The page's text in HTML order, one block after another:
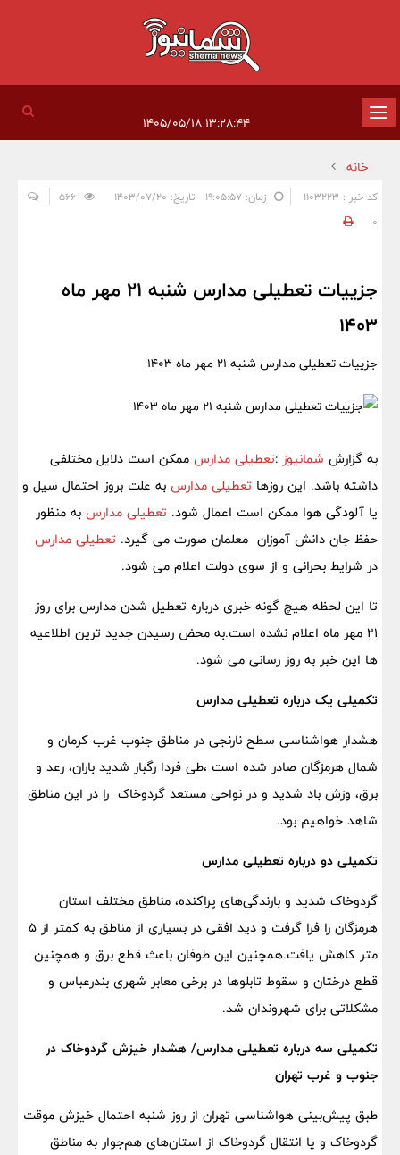
تغییر
وضعیت
ناوبری
۱۳:۲۸:۴۴ ۱۴۰۵/۰۵/۱۸
خانه
کد خبر : 1103223 زمان: ۱۹:۰۵:۵۷ - تاریخ: ۱۴۰۳/۰۷/۲۰
0
جزییات تعطیلی مدارس شنبه 21 مهر ماه
1403
جزییات تعطیلی مدارس شنبه 21 مهر ماه 1403
به گزارش شمانیوز :تعطیلی مدارس ممکن است دلایل مختلفی
داشته باشد. این روزها تعطیلی مدارس به علت بروز احتمال سیل و
یا آلودگی هوا ممکن است اعمال شود. تعطیلی مدارس به منظور
حفظ جان دانش آموزان معلمان صورت می گیرد. تعطیلی مدارس
در شرایط بحرانی و از سوی دولت اعلام می شود.
تا این لحظه هیچ گونه خبری درباره تعطیل شدن مدارس برای روز
21 مهر ماه اعلام نشده است.به محض رسیدن جدید ترین اطلاعیه
ها این خبر به روز رسانی می شود.
تکمیلی یک درباره تعطیلی مدارس
هشدار هواشناسی سطح نارنجی در مناطق جنوب غرب کرمان و
شمال هرمزگان صادر شده است ،طی فردا رگبار شدید باران، رعد و
برق، وزش باد شدید و در نواحی مستعد گردوخاک را در این مناطق
شاهد خواهیم بود.
تکمیلی دو درباره تعطیلی مدارس
گردوخاک شدید و بارندگی‌های‌ پراکنده‌، مناطق‌ مختلف استان
هرمزگان‌ را فرا گرفت‌ و دید‌ افقی در بسیاری‌ از مناطق‌ به کمتر از ۵
متر کاهش‌ یافت‌.همچنین این طوفان باعث قطع برق و همچنین
قطع درختان و سقوط تابلوها در برخی معابر شهری بندرعباس و
مشکلاتی برای شهروندان شد.
تکمیلی سه درباره تعطیلی مدارس/ هشدار خیزش گردوخاک در
جنوب و غرب تهران
طبق پیش‌بینی هواشناسی تهران از روز شنبه احتمال خیزش موقت
گردوخاک و یا انتقال گردوخاک از استان‌های هم‌جوار به مناطق